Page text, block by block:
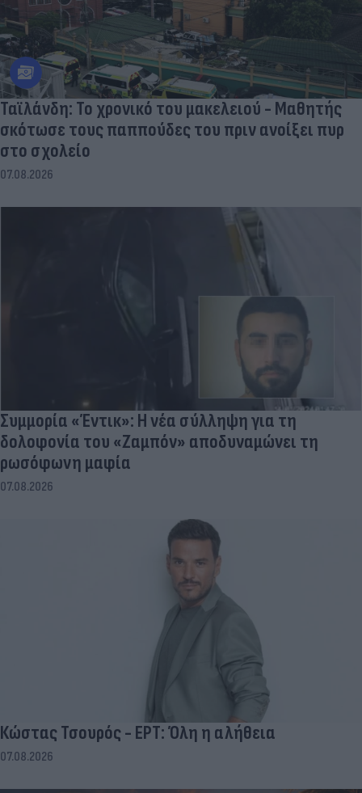
Ταϊλάνδη: Το χρονικό του μακελειού - Μαθητής
σκότωσε τους παππούδες του πριν ανοίξει πυρ
στο σχολείο
07.08.2026
Συμμορία «Έντικ»: Η νέα σύλληψη για τη
δολοφονία του «Ζαμπόν» αποδυναμώνει τη
ρωσόφωνη μαφία
07.08.2026
Κώστας Τσουρός - ΕΡΤ: Όλη η αλήθεια
07.08.2026